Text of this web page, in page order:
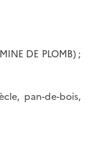
DE PLOMB) ;
pan-de-bois,